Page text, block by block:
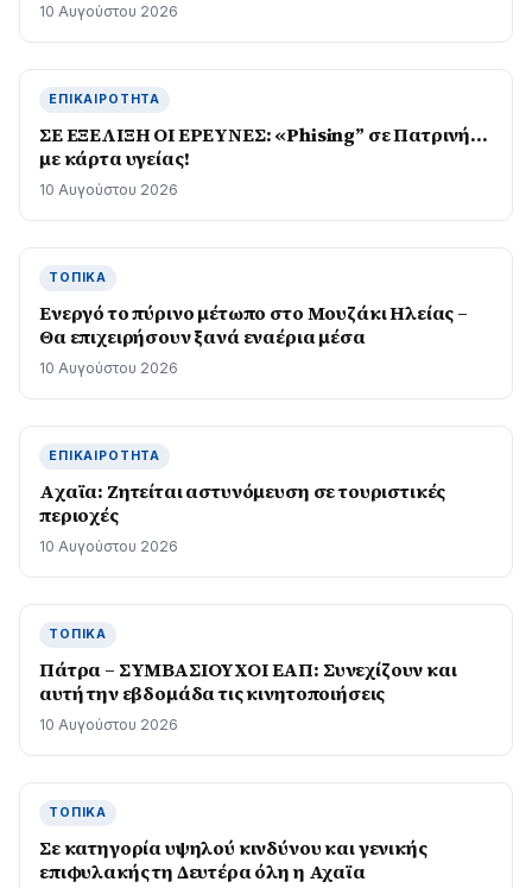
10 Αυγούστου 2026
ΕΠΙΚΑΙΡΌΤΗΤΑ
ΣΕ ΕΞΕΛΙΞΗ ΟΙ ΕΡΕΥΝΕΣ: «Phising” σε Πατρινή…
με κάρτα υγείας!
10 Αυγούστου 2026
ΤΟΠΙΚΆ
Ενεργό το πύρινο μέτωπο στο Μουζάκι Ηλείας –
Θα επιχειρήσουν ξανά εναέρια μέσα
10 Αυγούστου 2026
ΕΠΙΚΑΙΡΌΤΗΤΑ
Aχαϊα: Ζητείται αστυνόμευση σε τουριστικές
περιοχές
10 Αυγούστου 2026
ΤΟΠΙΚΆ
Πάτρα – ΣΥΜΒΑΣΙΟΥΧΟΙ ΕΑΠ: Συνεχίζουν και
αυτή την εβδομάδα τις κινητοποιήσεις
10 Αυγούστου 2026
ΤΟΠΙΚΆ
Σε κατηγορία υψηλού κινδύνου και γενικής
επιφυλακής τη Δευτέρα όλη η Αχαϊα